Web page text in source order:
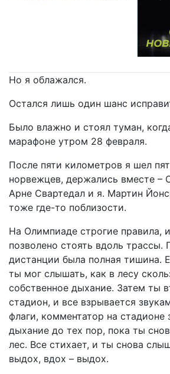
Но я облажался.
Остался лишь один шанс
Было влажно и стоял туман,
марафоне утром 28 февраля.
После пяти километров я шел
норвежцев, держались вместе –
Арне Свартедал и я. Мартин
тоже где-то поблизости.
На Олимпиаде строгие правила,
позволено стоять вдоль трассы.
дистанции была полная тишина.
ты мог слышать, как в лесу
собственное дыхание. Затем ты
стадион, и все взрывается
флаги, комментатор на стадионе
дыхание до тех пор, пока ты
лес. Все стихает, и ты снова
выдох, вдох – выдох.